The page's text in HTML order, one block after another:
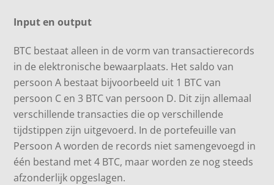
Input en output
BTC bestaat alleen in de vorm van transactierecords
in de elektronische bewaarplaats. Het saldo van
persoon A bestaat bijvoorbeeld uit 1 BTC van
persoon C en 3 BTC van persoon D. Dit zijn allemaal
verschillende transacties die op verschillende
tijdstippen zijn uitgevoerd. In de portefeuille van
Persoon A worden de records niet samengevoegd in
één bestand met 4 BTC, maar worden ze nog steeds
afzonderlijk opgeslagen.